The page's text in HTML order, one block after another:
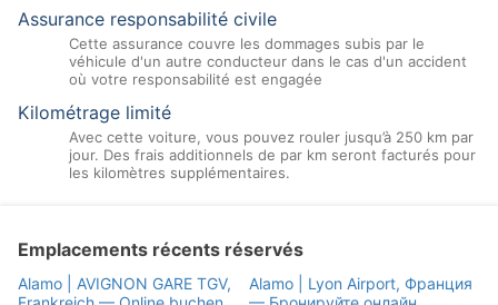
Assurance responsabilité civile
Cette assurance couvre les dommages subis par le
véhicule d'un autre conducteur dans le cas d'un accident
où votre responsabilité est engagée
Kilométrage limité
Avec cette voiture, vous pouvez rouler jusqu’à 250 km par
jour. Des frais additionnels de par km seront facturés pour
les kilomètres supplémentaires.
Emplacements récents réservés
Alamo | AVIGNON GARE TGV,
Alamo | Lyon Airport, Франция